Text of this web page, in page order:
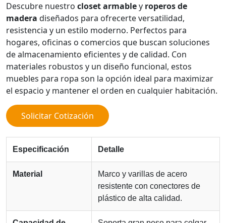
Descubre nuestro closet armabley roperos de
madera diseñados para ofrecerte versatilidad,
resistencia y un estilo moderno. Perfectos para
hogares, oficinas o comercios que buscan soluciones
de almacenamiento eficientes y de calidad. Con
materiales robustos y un diseño funcional, estos
muebles para ropa son la opción ideal para maximizar
el espacio y mantener el orden en cualquier habitación.
Solicitar Cotización
Especificación Detalle
Material
Marco y varillas de acero
resistente con conectores de
plástico de alta calidad.